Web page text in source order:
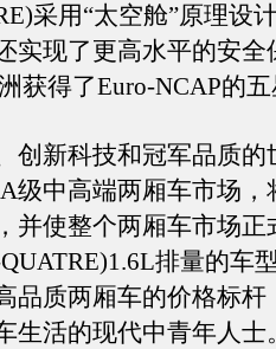
采用“太空舱”原理设
实现了更高水平的安全
获得了Euro-NCAP的
新科技和冠军品质的
级中高端两厢车市场，
并使整个两厢车市场正
排量的车
品质两厢车的价格标杆
生活的现代中青年人士